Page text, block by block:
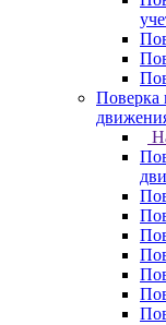
Поверка